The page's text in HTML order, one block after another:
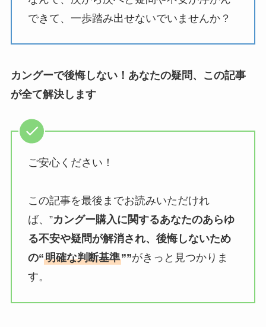
できて、一歩踏み出せないでいませんか？
カングーで後悔しない！あなたの疑問、この記事
が全て解決します
ご安心ください！
この記事を最後までお読みいただけれ
ば、”カングー購入に関するあなたのあらゆ
る不安や疑問が解消され、後悔しないため
の“明確な判断基準””がきっと見つかりま
す。